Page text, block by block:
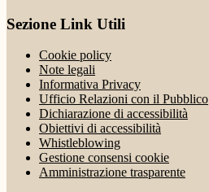
Sezione Link Utili
Cookie policy
Note legali
Informativa Privacy
Ufficio Relazioni con il Pubblico
Dichiarazione di accessibilità
Obiettivi di accessibilità
Whistleblowing
Gestione consensi cookie
Amministrazione trasparente